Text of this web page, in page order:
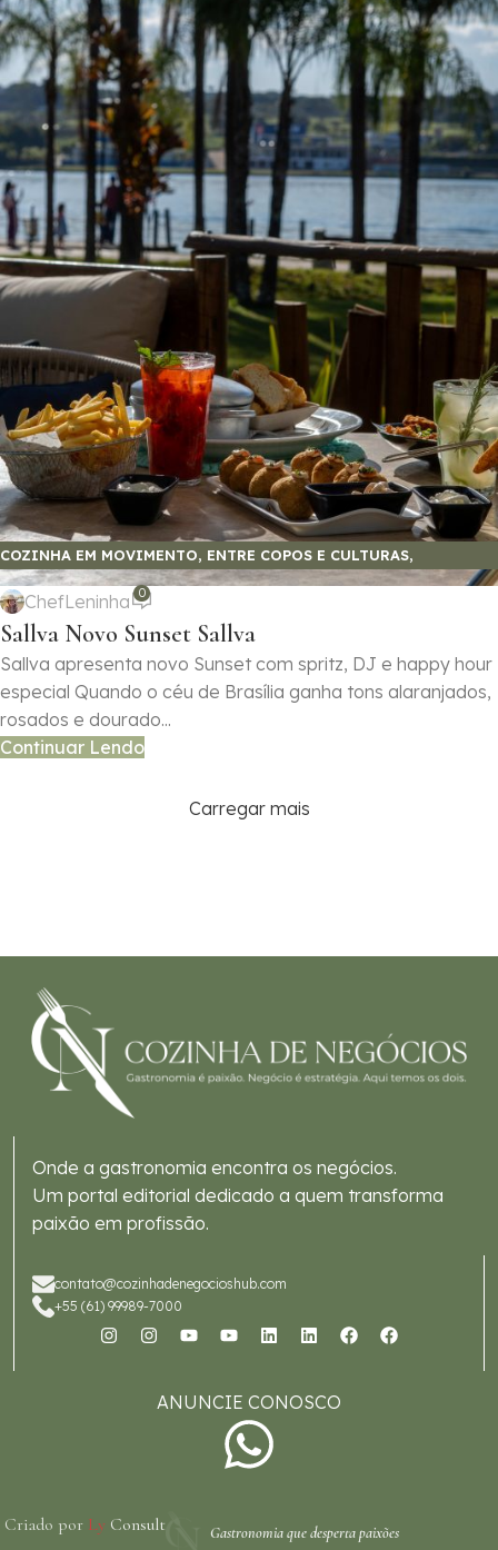
COZINHA EM MOVIMENTO, ENTRE COPOS E CULTURAS,
GASTRONOMIA E SABORES
ChefLeninha 0
Sallva Novo Sunset Sallva
Sallva apresenta novo Sunset com spritz, DJ e happy hour
especial Quando o céu de Brasília ganha tons alaranjados,
rosados e dourado...
Continuar Lendo
Carregar mais
Onde a gastronomia encontra os negócios.
Um portal editorial dedicado a quem transforma
paixão em profissão.
contato@cozinhadenegocioshub.com
+55 (61) 99989-7000
ANUNCIE CONOSCO
Criado por Ly Consult Gastronomia que desperta paixões